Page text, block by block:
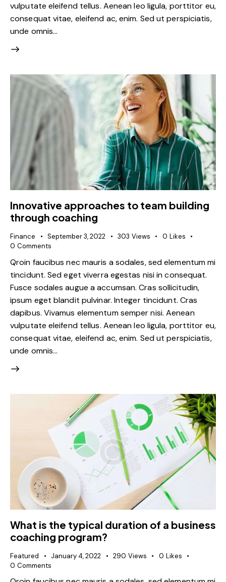
vulputate eleifend tellus. Aenean leo ligula, porttitor eu,
consequat vitae, eleifend ac, enim. Sed ut perspiciatis,
unde omnis…
Innovative approaches to team building
through coaching
Finance September 3, 2022 303 Views 0 Likes
0 Comments
Qroin faucibus nec mauris a sodales, sed elementum mi
tincidunt. Sed eget viverra egestas nisi in consequat.
Fusce sodales augue a accumsan. Cras sollicitudin,
ipsum eget blandit pulvinar. Integer tincidunt. Cras
dapibus. Vivamus elementum semper nisi. Aenean
vulputate eleifend tellus. Aenean leo ligula, porttitor eu,
consequat vitae, eleifend ac, enim. Sed ut perspiciatis,
unde omnis…
What is the typical duration of a business
coaching program?
Featured January 4, 2022 290 Views 0 Likes
0 Comments